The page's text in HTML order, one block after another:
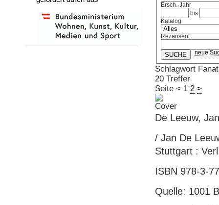
Ersch.-Jahr
bis
Katalog
Rezensent
neue
Schlagwort
20 Treffer
Seite < 1 2 >
De Leeuw,
/ Jan De
Stuttgart :
ISBN 978-3-
Quelle: 1001